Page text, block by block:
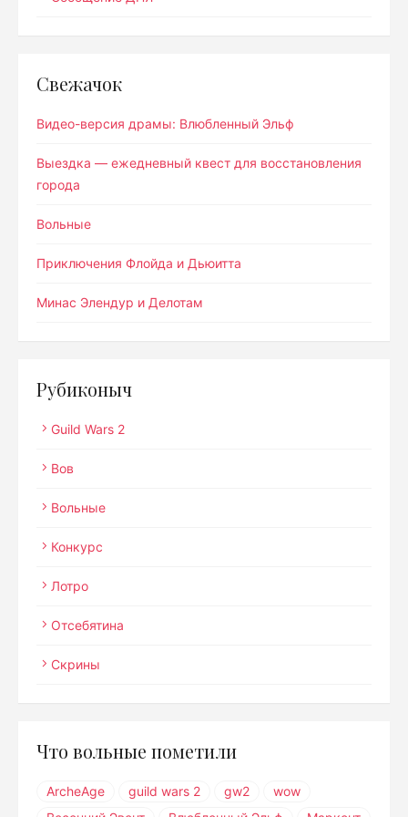
Свежачок
Видео-версия драмы: Влюбленный Эльф
Выездка — ежедневный квест для восстановления
города
Вольные
Приключения Флойда и Дьюитта
Минас Элендур и Делотам
Рубиконыч
Guild Wars 2
Вов
Вольные
Конкурс
Лотро
Отсебятина
Скрины
Что вольные пометили
ArcheAge guild wars 2 gw2
wow